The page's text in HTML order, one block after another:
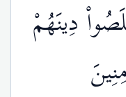
دِينَهُمْ